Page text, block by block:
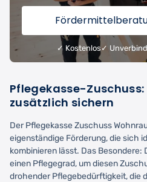
✓ Kostenlos ✓
Pflegekasse-Zuschuss:
zusätzlich sichern
Der Pflegekasse Zuschuss
eigenständige Förderung, die sich
kombinieren lässt. Das
einen Pflegegrad, um diesen
drohender Pflegebedürftigkeit, die